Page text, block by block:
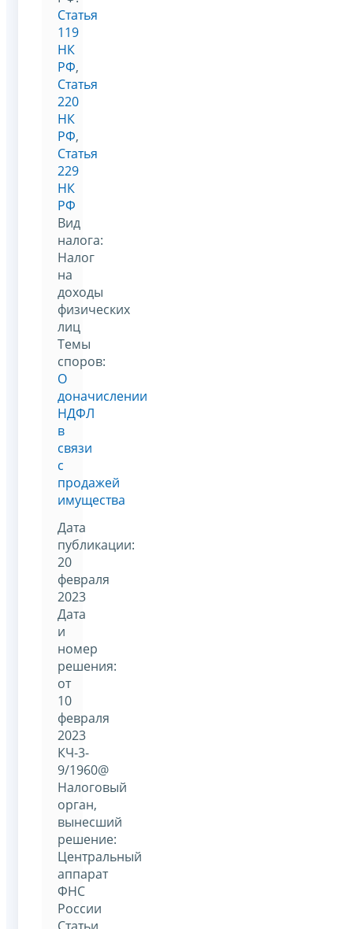
Статья
119
НК
РФ,
Статья
220
НК
РФ,
Статья
229
НК
РФ
Вид
налога:
Налог
на
доходы
физических
лиц
Темы
споров:
О
доначислении
НДФЛ
в
связи
с
продажей
имущества
Дата
публикации:
20
февраля
2023
Дата
и
номер
решения:
от
10
февраля
2023
КЧ-3-
9/1960@
Налоговый
орган,
вынесший
решение:
Центральный
аппарат
ФНС
России
Статьи